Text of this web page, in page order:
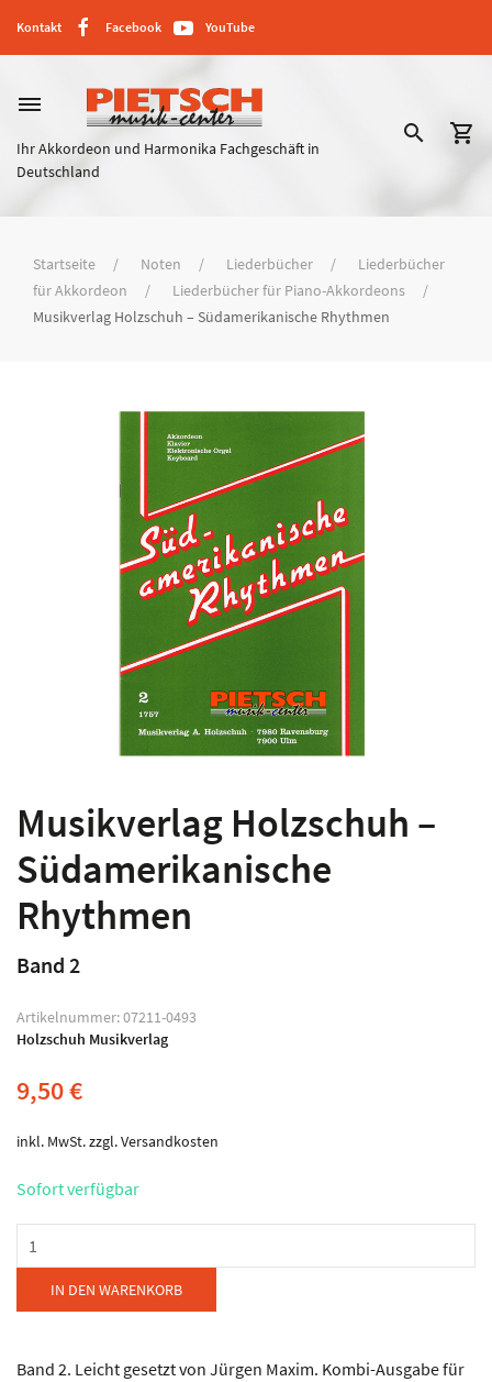
Kontakt Facebook YouTube
dehaze
Ihr Akkordeon und Harmonika Fachgeschäft in
Deutschland
search shopping_cart
Startseite Noten Liederbücher
Liederbücher
für Akkordeon
Liederbücher für Piano-Akkordeons
Musikverlag Holzschuh – Südamerikanische Rhythmen
Musikverlag Holzschuh –
Südamerikanische
Rhythmen
Band 2
Artikelnummer:07211-0493
Holzschuh Musikverlag
9,50€
inkl. MwSt.zzgl.Versandkosten
Sofort verfügbar
Holzschuh
Südamerikanische
Menge
IN DEN WARENKORB
Band 2. Leicht gesetzt von Jürgen Maxim. Kombi-Ausgabe für